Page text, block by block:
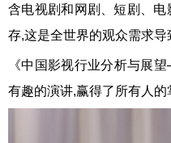
含电视剧和网剧、短剧、
存,这是全世界的观众需求导
《中国影视行业分析与展
有趣的演讲,赢得了所有人的